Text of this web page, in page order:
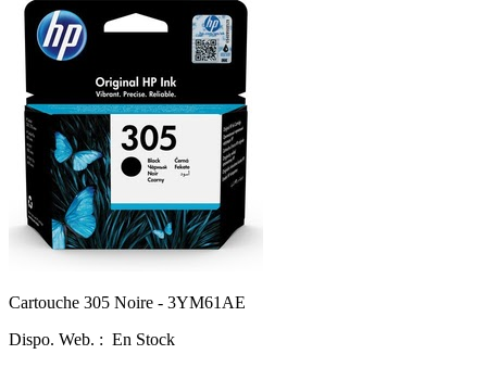
Cartouche 305 Noire - 3YM61AE
Dispo. Web. : En Stock